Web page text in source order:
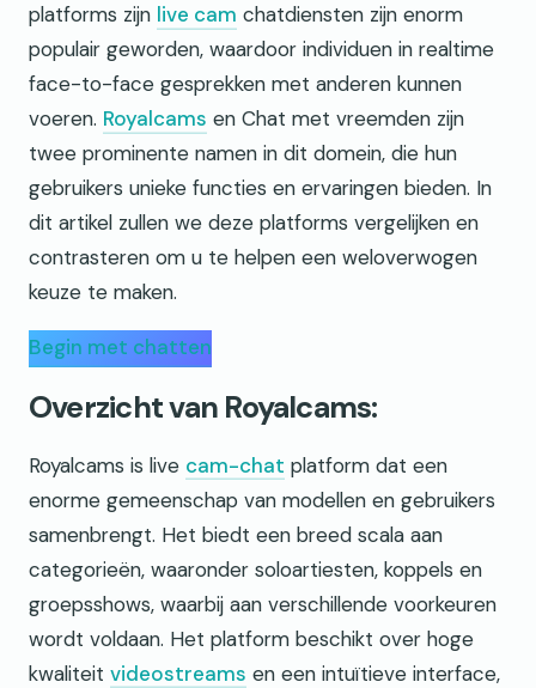
platforms zijn live cam chatdiensten zijn enorm
populair geworden, waardoor individuen in realtime
face-to-face gesprekken met anderen kunnen
voeren. Royalcams en Chat met vreemden zijn
twee prominente namen in dit domein, die hun
gebruikers unieke functies en ervaringen bieden. In
dit artikel zullen we deze platforms vergelijken en
contrasteren om u te helpen een weloverwogen
keuze te maken.
Begin met chatten
Overzicht van Royalcams:
Royalcams is live cam-chat platform dat een
enorme gemeenschap van modellen en gebruikers
samenbrengt. Het biedt een breed scala aan
categorieën, waaronder soloartiesten, koppels en
groepsshows, waarbij aan verschillende voorkeuren
wordt voldaan. Het platform beschikt over hoge
kwaliteit videostreams en een intuïtieve interface,